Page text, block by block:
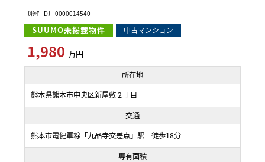
〔物件ID〕 0000014540
SUUMO未掲載物件 中古マンション
1,980 万円
所在地
熊本県熊本市中央区新屋敷２丁目
交通
熊本市電健軍線「九品寺交差点」駅 徒歩18分
専有面積